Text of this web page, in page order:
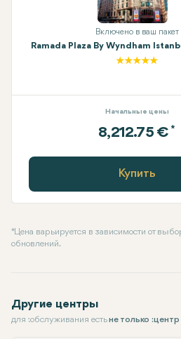
Включено в ваш пакет
Ramada Plaza By Wyndham
Начальные цены
8,212.75 € *
Купить
* Цена варьируется в зависимости от
обновлений.
Другие центры
для :обслуживания естьне только